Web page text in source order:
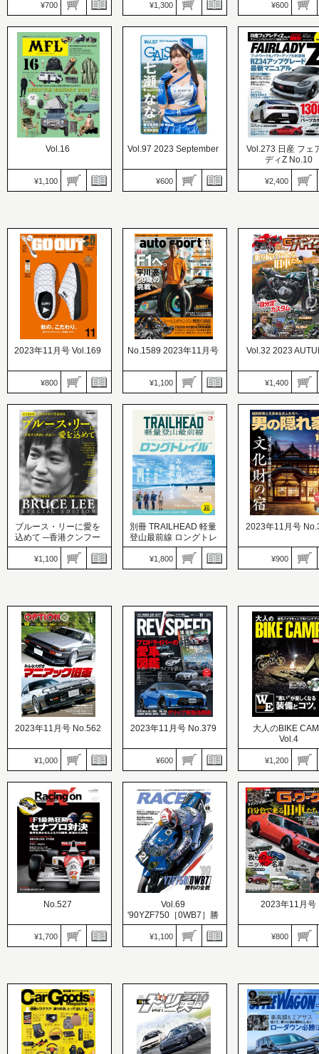
マクール
発売日：2023.10.11
ダービーでSG復帰する峰
竜太が登場!! 特集は秋の
ボートシーンを楽しむ方
¥700
GP Car Story（GPカース
発売日：2023.10.10
名門衰退の起点─最強エ
ンジン搭載も突きつけら
れた現実
¥1,300
モトチャンプ
価格：600円
発売日：2023.10.06
話題の125cc比較試
2023イッキ乗り!!
¥600
発売日：2023.10.02
LIFESTYLE MILITARY
2024
Vol.16
¥1,100
価格：600円
発売日：2023.09.30
Special Editor 七瀬なな
Vol.97 2023 September
¥600
発売日：2023.09.29
RZ34アップグレー
マニュアル
Vol.273 日産 フェ
ディZ No.10
¥2,400
価格：800円
発売日：2023.09.29
秋の、こだわり。秋のア
ウトドアファッション、
秀作揃いですぞ！
2023年11月号 Vol.169
¥800
価格：1,100円
発売日：2023.09.29
レーシングエンジン開発
の深部
No.1589 2023年11月号
¥1,100
G-WORKS バイク
価格：1,400円
発売日：2023.09.28
乗り続けられる旧車
Vol.32 2023
¥1,400
発売日：2023.09.27
完全保存版 没後50年目の
聖地巡礼
ブルース・リーに愛を
込めて ─香港クンフー
映画よ、永遠に─
¥1,100
価格：1,800円
発売日：2023.09.27
みちのく潮風トレイル
別冊 TRAILHEAD 軽量
登山最前線 ロングトレ
イル Vol.2
¥1,800
発売日：2023.09.27
“時”を紡ぐ老舗宿の
美 文化財の宿
2023年11月号
¥900
OPTION（オプション）
価格：1,000円
発売日：2023.09.26
みんな大好きマニアック
旧車
2023年11月号 No.562
¥1,000
REV SPEED（レブスピ
発売日：2023.09.26
プロドライバーの愛車図
鑑 スポーツカーライフを
語る
2023年11月号 No.379
¥600
三栄ムック
価格：1,200円
発売日：2023.09.26
“寒い”が楽しくなる
とコツ。
大人のBIKE
Vol.4
¥1,200
発売日：2023.09.25
F1最熱狂期：セナプロ対
決
No.527
¥1,700
ひとつの時代を締め括っ
た’90年の8耐とYZF750の
すべて
Vol.69
'90YZF750［0WB7］勝
利の全貌
¥1,100
価格：800円
発売日：2023.09.21
自分の色で乗る旧車
2023年11月号
¥800